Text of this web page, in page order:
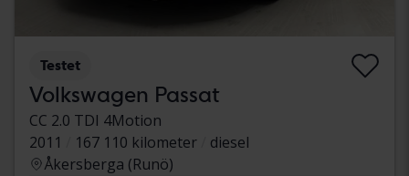
Testet
Volkswagen Passat
CC 2.0 TDI 4Motion
2011
167 110 kilometer
diesel
Åkersberga (Runö)